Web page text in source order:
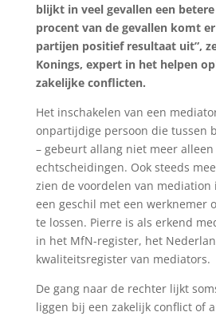
blijkt in veel gevallen een
procent van de gevallen komt
partijen positief resultaat uit”,
Konings, expert in het helpen
zakelijke conflicten.
Het inschakelen van een
onpartijdige persoon die tussen
– gebeurt allang niet meer
echtscheidingen. Ook steeds
zien de voordelen van
een geschil met een werknemer
te lossen. Pierre is als erkend
in het MfN-register, het
kwaliteitsregister van mediators.
De gang naar de rechter lijkt
liggen bij een zakelijk conflict of